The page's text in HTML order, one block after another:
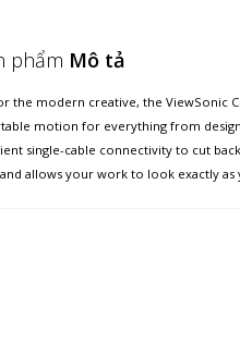
phẩm Mô tả
the modern creative, the ViewSonic
motion for everything from design
single-cable connectivity to cut
allows your work to look exactly as